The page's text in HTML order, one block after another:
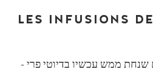
ממש עכשיו בדיוטי פרי -